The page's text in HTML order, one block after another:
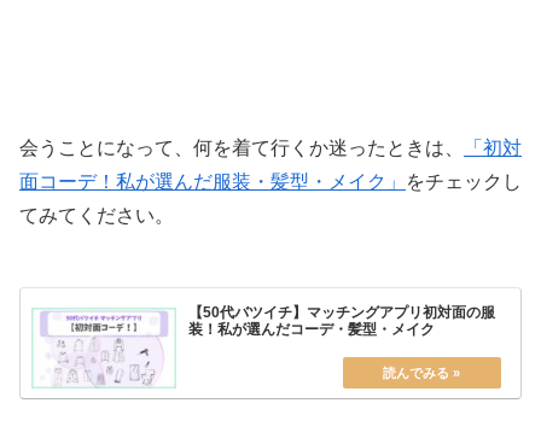
会うことになって、何を着て行くか迷ったときは、
「初対
面コーデ！私が選んだ服装・髪型・メイク」
をチェックし
てみてください。
【50代バツイチ】マッチングアプリ初対面の服
装！私が選んだコーデ・髪型・メイク